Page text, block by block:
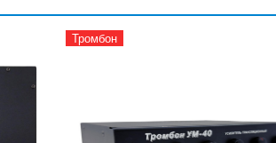
Тромбон